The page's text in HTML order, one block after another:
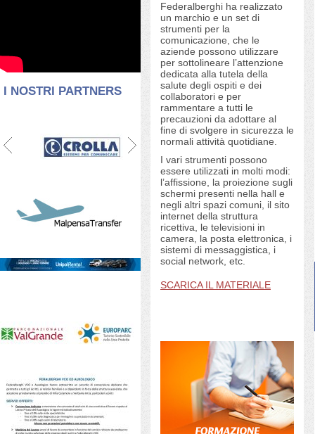
I NOSTRI PARTNERS
Federalberghi ha realizzato
un marchio e un set di
strumenti per la
comunicazione, che le
aziende possono utilizzare
per sottolineare l’attenzione
dedicata alla tutela della
salute degli ospiti e dei
collaboratori e per
rammentare a tutti le
precauzioni da adottare al
fine di svolgere in sicurezza le
normali attività quotidiane.
I vari strumenti possono
essere utilizzati in molti modi:
l’affissione, la proiezione sugli
schermi presenti nella hall e
negli altri spazi comuni, il sito
internet della struttura
ricettiva, le televisioni in
camera, la posta elettronica, i
sistemi di messaggistica, i
social network, etc.
SCARICA IL MATERIALE